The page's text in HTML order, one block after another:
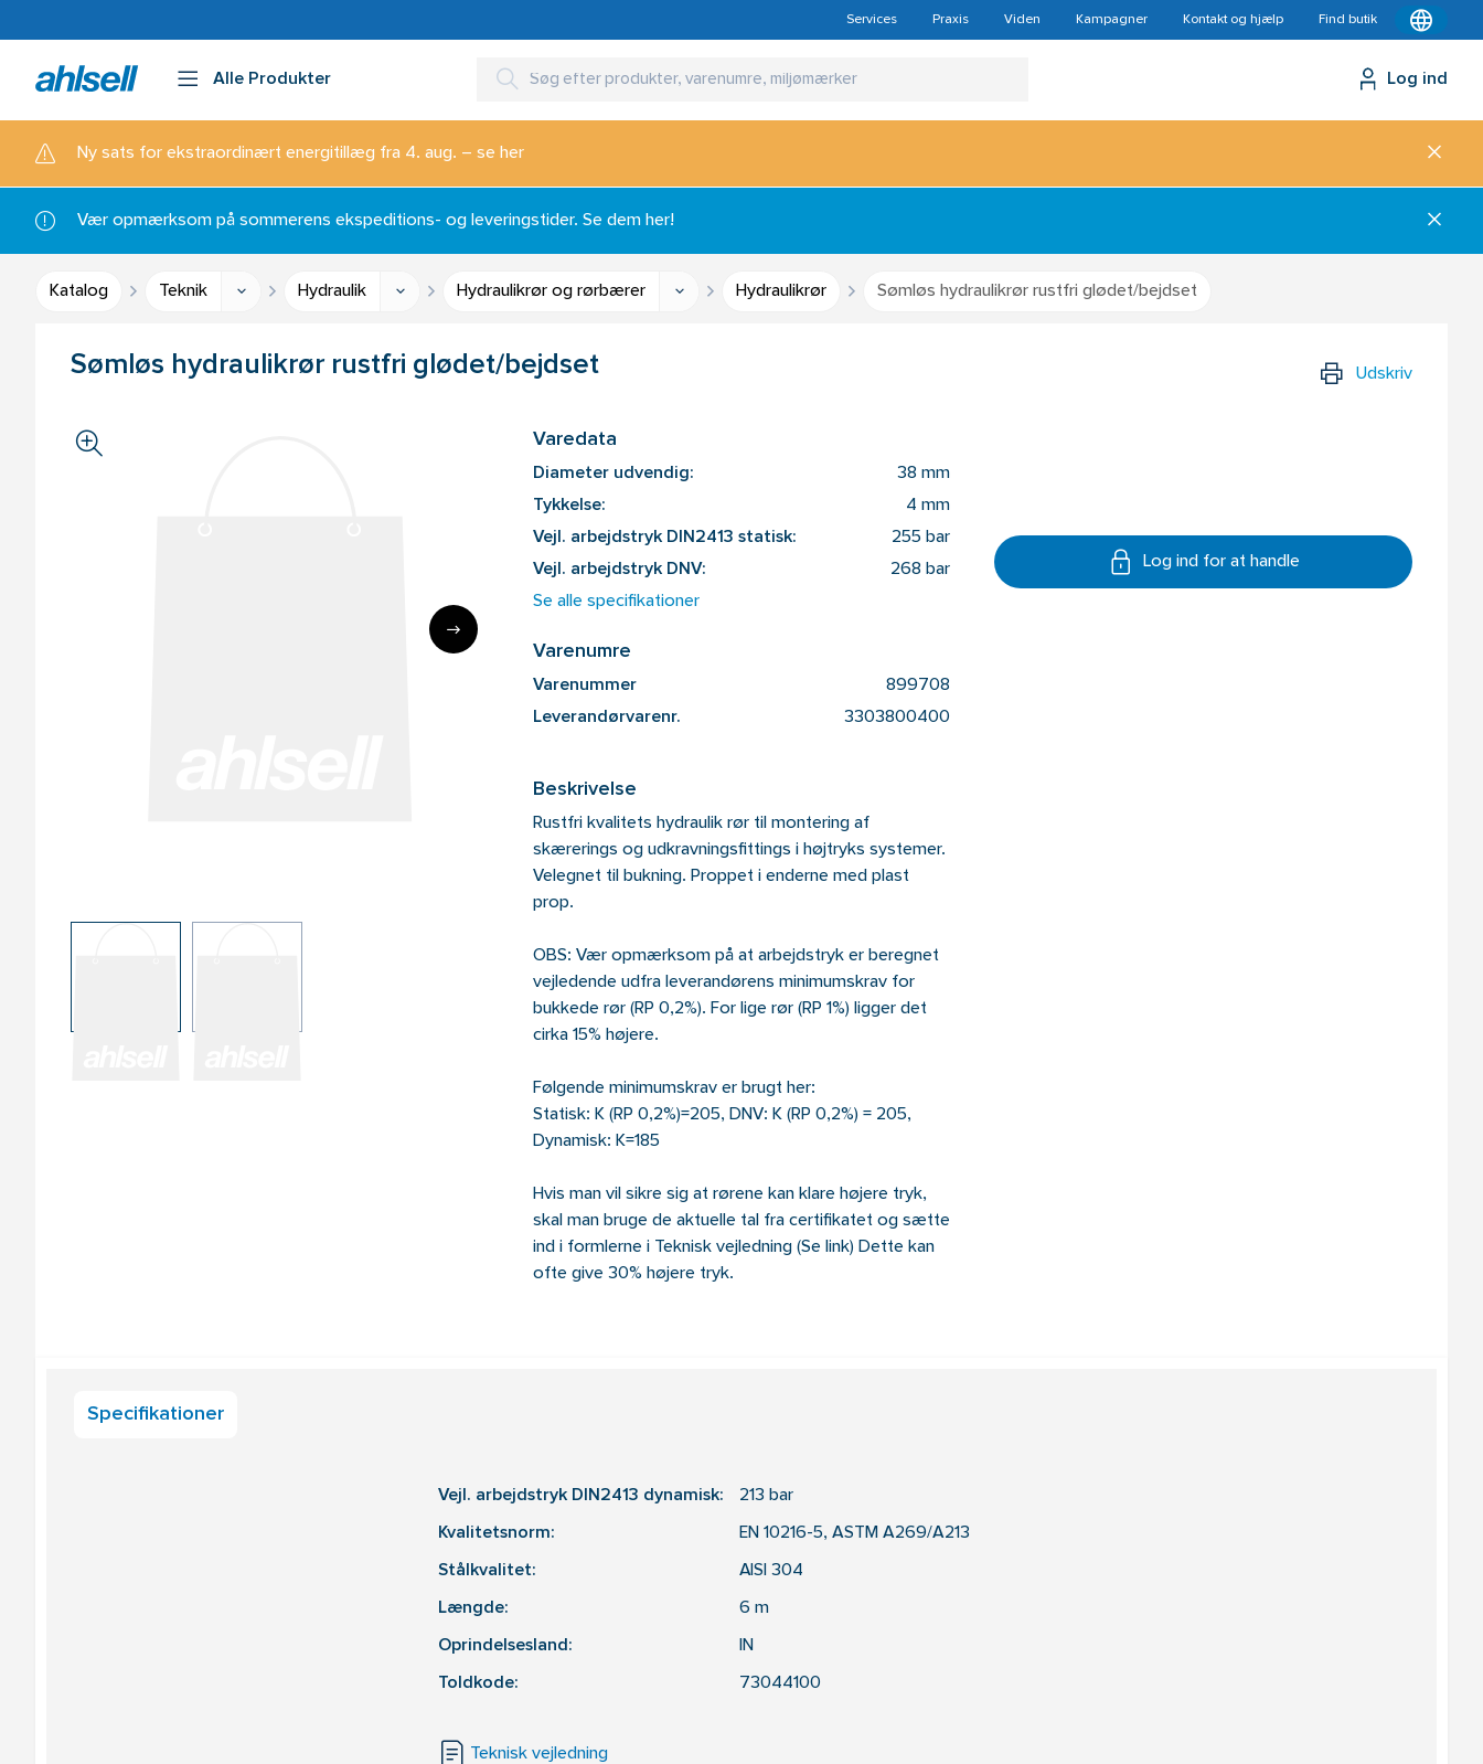
Services Praxis Viden Kampagner Kontakt og hjælp Find butik
Alle Produkter Log ind
Ny sats for ekstraordinært energitillæg fra 4. aug. – se her
Vær opmærksom på sommerens ekspeditions- og leveringstider. Se dem her!
Katalog Teknik Hydraulik Hydraulikrør og rørbærer Hydraulikrør Sømløs hydraulikrør rustfri glødet/bejdset
Sømløs hydraulikrør rustfri glødet/bejdset Udskriv
Varedata
Diameter udvendig: 38 mm
Tykkelse: 4 mm
Vejl. arbejdstryk DIN2413 statisk: 255 bar
Vejl. arbejdstryk DNV: 268 bar
Se alle specifikationer
Varenumre
Varenummer 899708
Leverandørvarenr. 3303800400
Beskrivelse
Rustfri kvalitets hydraulik rør til montering af
skærerings og udkravningsfittings i højtryks systemer.
Velegnet til bukning. Proppet i enderne med plast
prop.
OBS: Vær opmærksom på at arbejdstryk er beregnet
vejledende udfra leverandørens minimumskrav for
bukkede rør (RP 0,2%). For lige rør (RP 1%) ligger det
cirka 15% højere.
Følgende minimumskrav er brugt her:
Statisk: K (RP 0,2%)=205, DNV: K (RP 0,2%) = 205,
Dynamisk: K=185
Hvis man vil sikre sig at rørene kan klare højere tryk,
skal man bruge de aktuelle tal fra certifikatet og sætte
ind i formlerne i Teknisk vejledning (Se link) Dette kan
Log ind for at handle
Specifikationer
Vejl. arbejdstryk DIN2413 dynamisk: 213 bar
Kvalitetsnorm: EN 10216-5, ASTM A269/A213
Stålkvalitet: AISI 304
Længde: 6 m
Oprindelsesland: IN
Toldkode: 73044100
Teknisk vejledning